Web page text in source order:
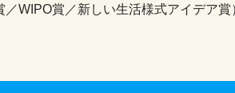
WIPO賞／新しい生活様式アイデア賞